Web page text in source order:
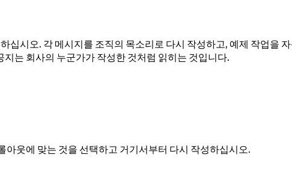
십시오. 각 메시지를 조직의 목소리로 다시 작성하고, 예제 작업을
는 회사의 누군가가 작성한 것처럼 읽히는 것입니다.
아웃에 맞는 것을 선택하고 거기서부터 다시 작성하십시오.